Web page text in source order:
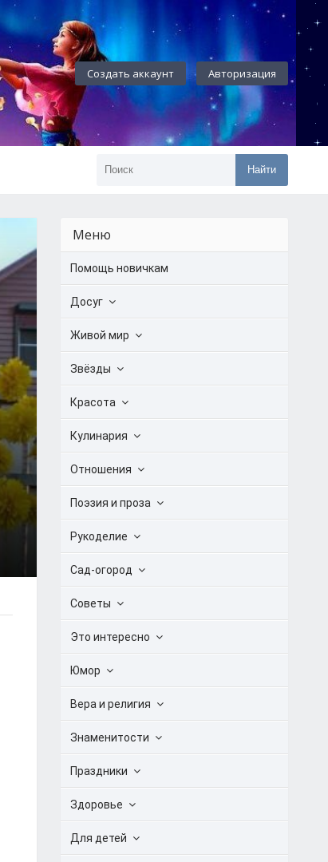
Создать аккаунт Авторизация
Найти
Меню
Помощь новичкам
Досуг
Живой мир
Звёзды
Красота
Кулинария
Отношения
Поэзия и проза
Рукоделие
Сад-огород
Советы
Это интересно
Юмор
Вера и религия
Знаменитости
Праздники
Здоровье
Для детей